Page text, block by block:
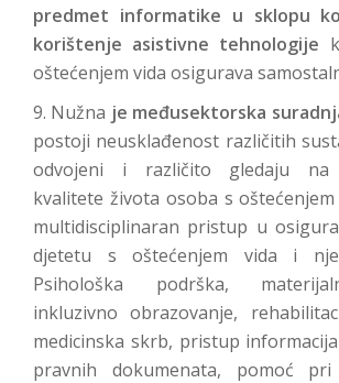
predmet informatike u sklopu
korištenje asistivne tehnologije
oštećenjem vida osigurava
9. Nužna je međusektorska
postoji neusklađenost različitih
odvojeni i različito gledaju na
kvalitete života osoba s
multidisciplinaran pristup u
djetetu s oštećenjem vida i
Psihološka podrška,
inkluzivno obrazovanje,
medicinska skrb, pristup
pravnih dokumenata, pomoć pri